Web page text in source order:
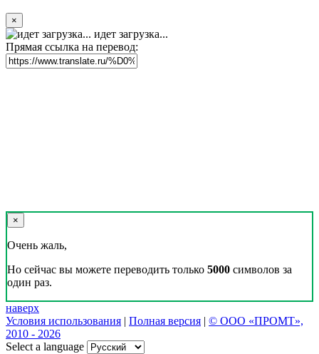
×
идет загрузка...
Прямая ссылка на перевод:
×
Очень жаль,
Но сейчас вы можете переводить только 5000 символов за
один раз.
наверх
Условия использования | Полная версия | © ООО «ПРОМТ»,
2010 - 2026
Select a language